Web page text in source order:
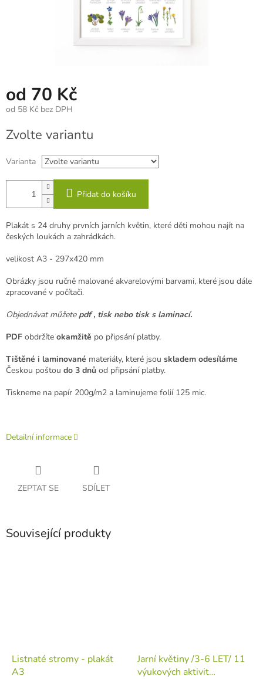
od 70 Kč
od 58 Kč bez DPH
cena:
Zvolte variantu
Varianta
Přidat do košíku
Plakát s 24 druhy prvních jarních květin, které děti mohou najít na
českých loukách a zahrádkách.
velikost A3 - 297x420 mm
Obrázky jsou ručně malované akvarelovými barvami, které jsou dále
zpracované v počítači.
Objednávat můžetepdf , tisk nebo tisk s laminací.
PDF obdržíte okamžitě po připsání platby.
Tištěné i laminované materiály, které jsou skladem odesíláme
Českou poštou do 3 dnů od připsání platby.
Tiskneme na papír 200g/m2 a laminujeme folií 125 mic.
Detailní informace
ZEPTAT SE SDÍLET
Související produkty
Listnaté stromy - plakát
A3
Jarní květiny /3-6 LET/ 11
výukových aktivit